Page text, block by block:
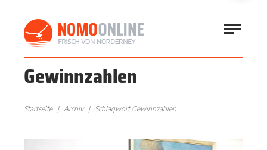
Gewinnzahlen
Startseite Archiv Schlagwort Gewinnzahlen